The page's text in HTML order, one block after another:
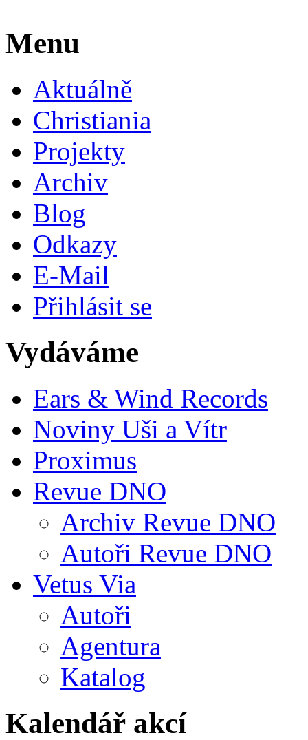
Menu
Aktuálně
Christiania
Projekty
Archiv
Blog
Odkazy
E-Mail
Přihlásit se
Vydáváme
Ears & Wind Records
Noviny Uši a Vítr
Proximus
Revue DNO
Archiv Revue DNO
Autoři Revue DNO
Vetus Via
Autoři
Agentura
Katalog
Kalendář akcí